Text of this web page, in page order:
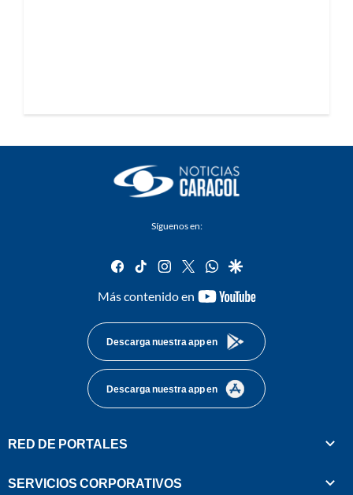
Síguenos en:
facebook
tiktok instagram
twitterwhatsapp
google
Más contenido en
youtube-
Descarga nuestra app en
Descarga nuestra app en
RED DE PORTALES
SERVICIOS CORPORATIVOS